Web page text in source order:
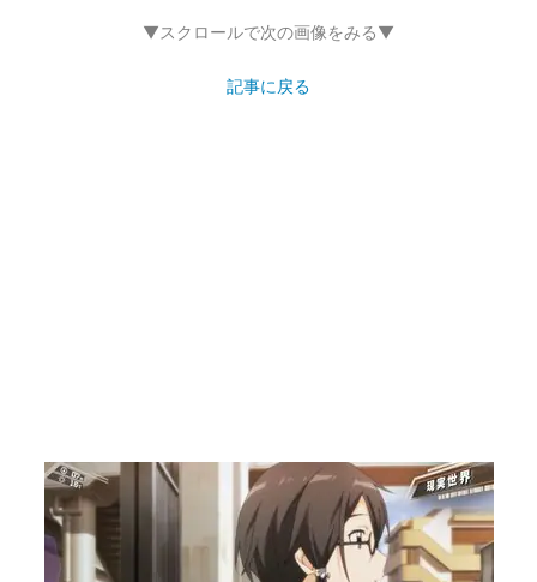
▼スクロールで次の画像をみる▼
記事に戻る